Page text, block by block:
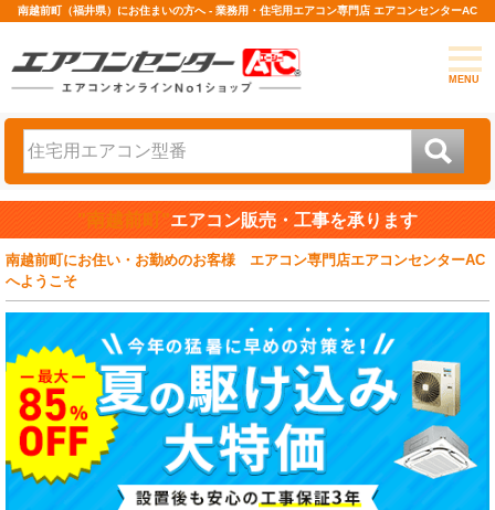
南越前町（福井県）にお住まいの方へ - 業務用・住宅用エアコン専門店 エアコンセンターAC
MENU
"南越前町"エアコン販売・工事を承ります
南越前町にお住い・お勤めのお客様 エアコン専門店エアコンセンターAC
へようこそ